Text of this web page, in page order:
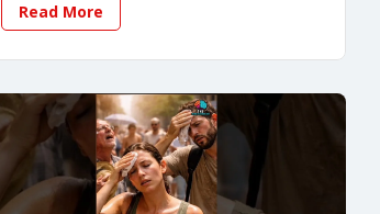
Read More